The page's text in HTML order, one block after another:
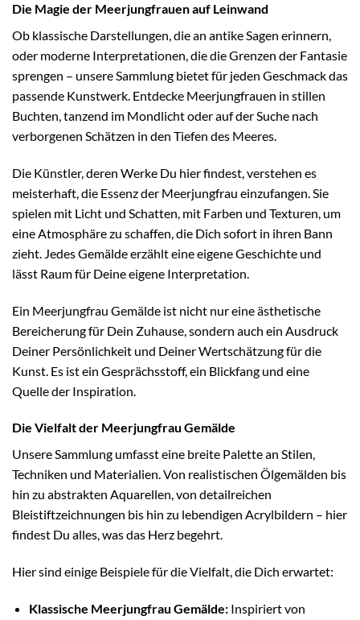
Die Magie der Meerjungfrauen auf Leinwand
Ob klassische Darstellungen, die an antike Sagen erinnern,
oder moderne Interpretationen, die die Grenzen der Fantasie
sprengen – unsere Sammlung bietet für jeden Geschmack das
passende Kunstwerk. Entdecke Meerjungfrauen in stillen
Buchten, tanzend im Mondlicht oder auf der Suche nach
verborgenen Schätzen in den Tiefen des Meeres.
Die Künstler, deren Werke Du hier findest, verstehen es
meisterhaft, die Essenz der Meerjungfrau einzufangen. Sie
spielen mit Licht und Schatten, mit Farben und Texturen, um
eine Atmosphäre zu schaffen, die Dich sofort in ihren Bann
zieht. Jedes Gemälde erzählt eine eigene Geschichte und
lässt Raum für Deine eigene Interpretation.
Ein Meerjungfrau Gemälde ist nicht nur eine ästhetische
Bereicherung für Dein Zuhause, sondern auch ein Ausdruck
Deiner Persönlichkeit und Deiner Wertschätzung für die
Kunst. Es ist ein Gesprächsstoff, ein Blickfang und eine
Quelle der Inspiration.
Die Vielfalt der Meerjungfrau Gemälde
Unsere Sammlung umfasst eine breite Palette an Stilen,
Techniken und Materialien. Von realistischen Ölgemälden bis
hin zu abstrakten Aquarellen, von detailreichen
Bleistiftzeichnungen bis hin zu lebendigen Acrylbildern – hier
findest Du alles, was das Herz begehrt.
Hier sind einige Beispiele für die Vielfalt, die Dich erwartet:
Klassische Meerjungfrau Gemälde:Inspiriert von